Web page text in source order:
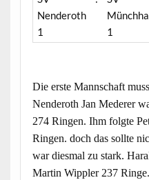
Nenderoth
1
1
Die erste Mannschaft
Nenderoth Jan Mederer
274 Ringen. Ihm folgte
Ringen. doch das sollte
war diesmal zu stark.
Martin Wippler 237 Ringe.